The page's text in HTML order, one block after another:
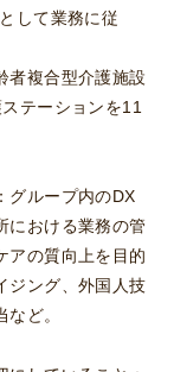
して業務に従
者複合型介護施設
テーションを11
グループ内のDX
における業務の管
アの質向上を目的
ジング、外国人技
ど。